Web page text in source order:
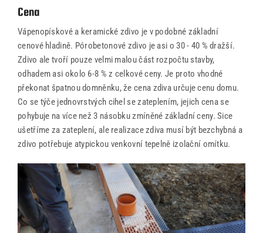
Cena
Vápenopískové a keramické zdivo je v podobné základní
cenové hladině. Pórobetonové zdivo je asi o 30 - 40 % dražší.
Zdivo ale tvoří pouze velmi malou část rozpočtu stavby,
odhadem asi okolo 6-8 % z celkové ceny. Je proto vhodné
překonat špatnou domněnku, že cena zdiva určuje cenu domu.
Co se týče jednovrstvých cihel se zateplením, jejich cena se
pohybuje na více než 3 násobku zmíněné základní ceny. Sice
ušetříme za zateplení, ale realizace zdiva musí být bezchybná a
zdivo potřebuje atypickou venkovní tepelně izolační omítku.